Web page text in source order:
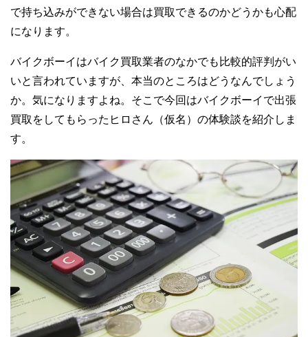
で持ち込みができない場合は買取できるのかどうかも心配
になります。
バイクボーイはバイク買取業者のなかでも比較的評判がい
いと言われていますが、本当のところはどうなんでしょう
か。気になりますよね。そこで今回はバイクボーイで出張
買取をしてもらったヒロさん（仮名）の体験談を紹介しま
す。